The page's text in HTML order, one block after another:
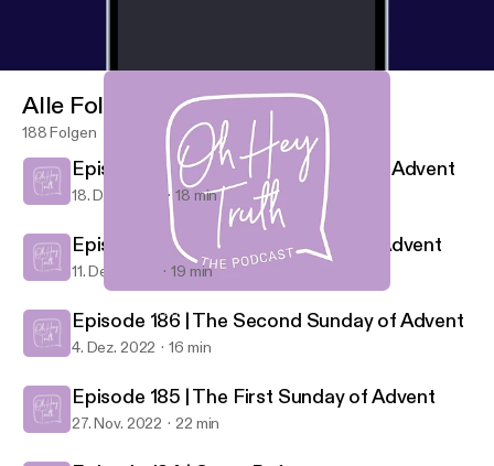
Oh Hey Truth
Alle Folgen
188 Folgen
Episode 188 | The Fourth Sunday of Advent
18. Dez. 2022 18 min
Episode 187 | The Third Sunday of Advent
11. Dez. 2022 19 min
Episode 186 | The Second Sunday of Advent
4. Dez. 2022 16 min
Episode 185 | The First Sunday of Advent
27. Nov. 2022 22 min